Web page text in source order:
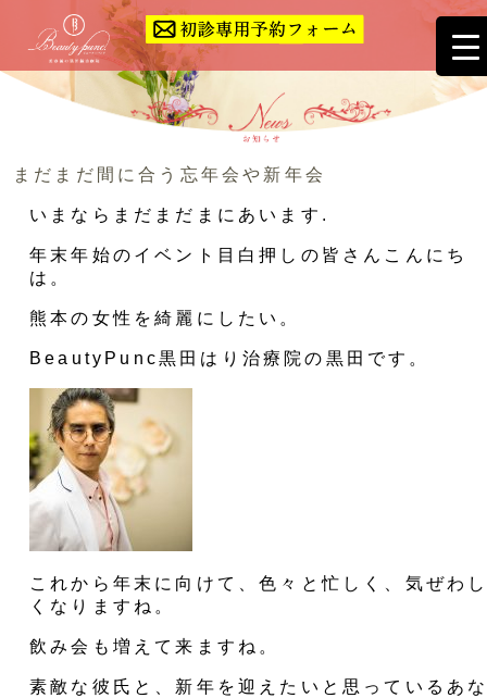
まだまだ間に合う忘年会や新年会
いまならまだまだまにあいます.
年末年始のイベント目白押しの皆さんこんにち
は。
熊本の女性を綺麗にしたい。
BeautyPunc黒田はり治療院の黒田です。
これから年末に向けて、色々と忙しく、気ぜわ
くなりますね。
飲み会も増えて来ますね。
素敵な彼氏と、新年を迎えたいと思っているあ